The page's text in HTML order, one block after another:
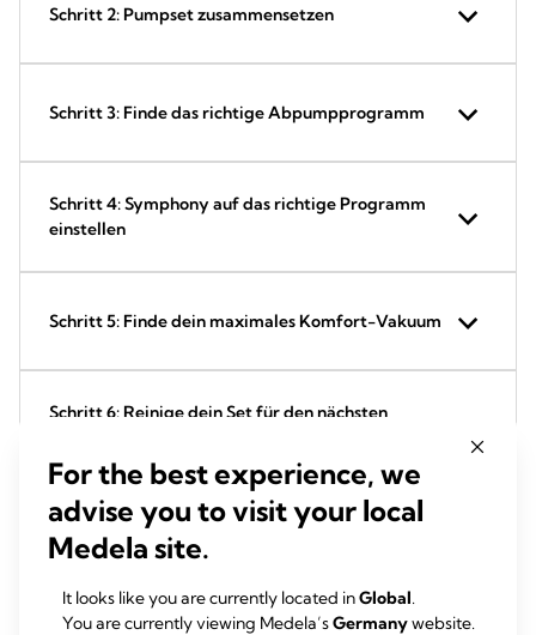
Schritt 2: Pumpset zusammensetzen
Schritt 3: Finde das richtige Abpumpprogramm
Schritt 4: Symphony auf das richtige Programm
einstellen
Schritt 5: Finde dein maximales Komfort-Vakuum
Schritt 6: Reinige dein Set für den nächsten
Wie lange benötigst du deine Symphony?
Mehr erfahren: Warum Abpumpen jetzt so wichtig
For the best experience, we
advise you to visit your local
Medela site.
It looks like you are currently located inGlobal.
You are currently viewing Medela’sGermanywebsite.